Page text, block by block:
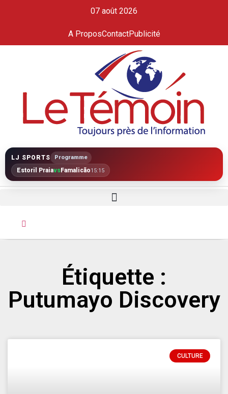
07 août 2026
A ProposContactPublicité
LJ SPORTS Programme
Estoril PraiavsFamalicão15:15
Étiquette :
Putumayo Discovery
CULTURE